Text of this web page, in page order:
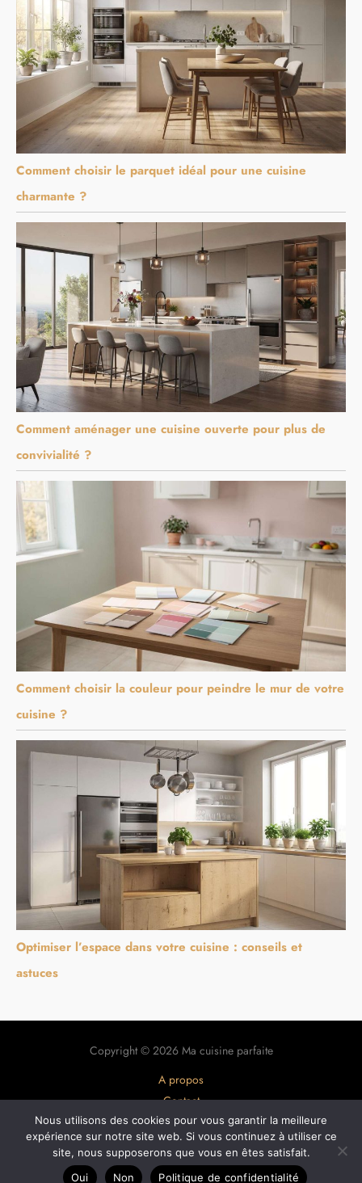
Comment choisir le parquet idéal pour une cuisine
charmante ?
Comment aménager une cuisine ouverte pour plus de
convivialité ?
Comment choisir la couleur pour peindre le mur de votre
cuisine ?
Optimiser l’espace dans votre cuisine : conseils et
astuces
Copyright © 2026 Ma cuisine parfaite
A propos
Contact
Plan du site
Mentions légales
Politique de confidentialité
Nous utilisons des cookies pour vous garantir la meilleure
expérience sur notre site web. Si vous continuez à utiliser ce
site, nous supposerons que vous en êtes satisfait.
Oui
Non Politique de confidentialité